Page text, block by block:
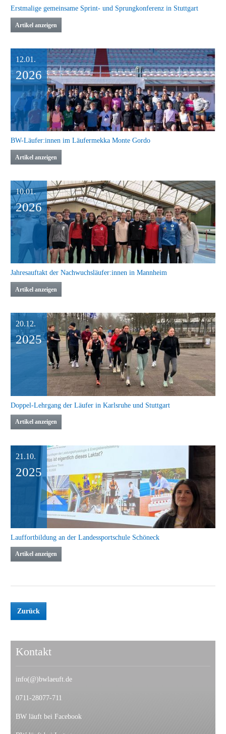
Artikel anzeigen
2026
Erstmalige gemeinsame Sprint- und Sprungkonferenz in Stuttgart
Artikel anzeigen
2026
BW-Läufer:innen im Läufermekka Monte Gordo
Artikel anzeigen
2026
Jahresauftakt der Nachwuchsläufer:innen in Mannheim
Artikel anzeigen
2025
Doppel-Lehrgang der Läufer in Karlsruhe und Stuttgart
Artikel anzeigen
2025
Lauffortbildung an der Landessportschule Schöneck